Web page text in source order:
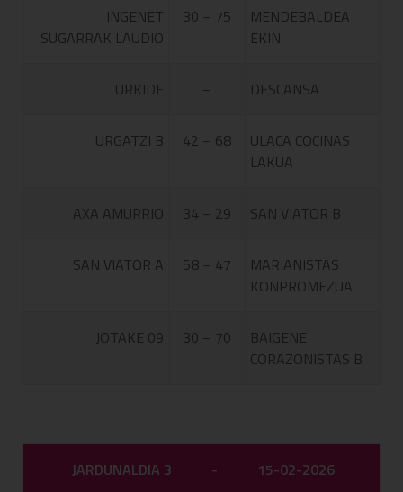
INGENET
SUGARRAK LAUDIO
30 – 75
MENDEBALDEA
EKIN
URKIDE – DESCANSA
URGATZI B 42 – 68
ULACA COCINAS
LAKUA
AXA AMURRIO 34 – 29 SAN VIATOR B
SAN VIATOR A 58 – 47
MARIANISTAS
KONPROMEZUA
JOTAKE 09 30 – 70
BAIGENE
CORAZONISTAS B
JARDUNALDIA 3 - 15-02-2026